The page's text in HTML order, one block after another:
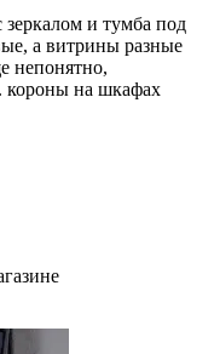
зеркалом и тумба под
а витрины разные
непонятно,
короны на шкафах